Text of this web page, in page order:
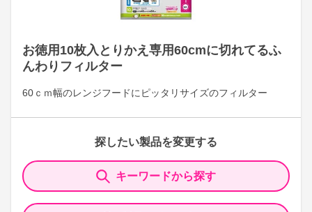
お徳用10枚入とりかえ専用60cmに切れてるふ
んわりフィルター
60ｃｍ幅のレンジフードにピッタリサイズのフィルター
探したい製品を変更する
キーワードから探す